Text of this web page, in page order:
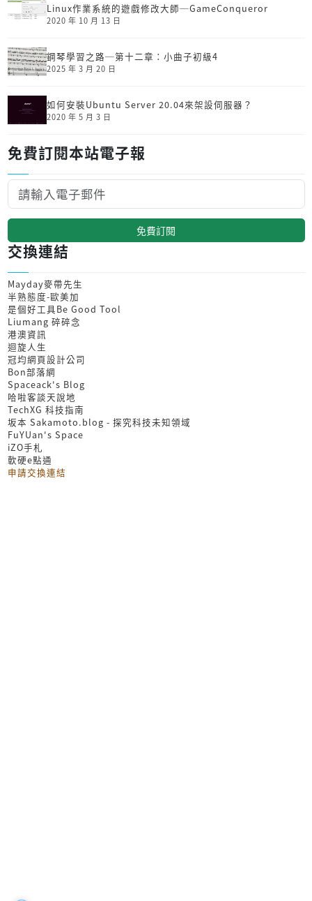
Linux作業系統的遊戲修改大師─GameConqueror
2020 年 10 月 13 日
鋼琴學習之路─第十二章：小曲子初級4
2025 年 3 月 20 日
如何安裝Ubuntu Server 20.04來架設伺服器？
2020 年 5 月 3 日
免費訂閱本站電子報
免費訂閱
交換連結
Mayday麥帶先生
半熟態度-歐美加
是個好工具Be Good Tool
Liumang 碎碎念
港澳資訊
迴旋人生
冠均網頁設計公司
Bon部落網
Spaceack's Blog
哈啦客談天說地
TechXG 科技指南
坂本 Sakamoto.blog - 探究科技未知領域
FuYUan's Space
iZO手札
軟硬e點通
申請交換連結